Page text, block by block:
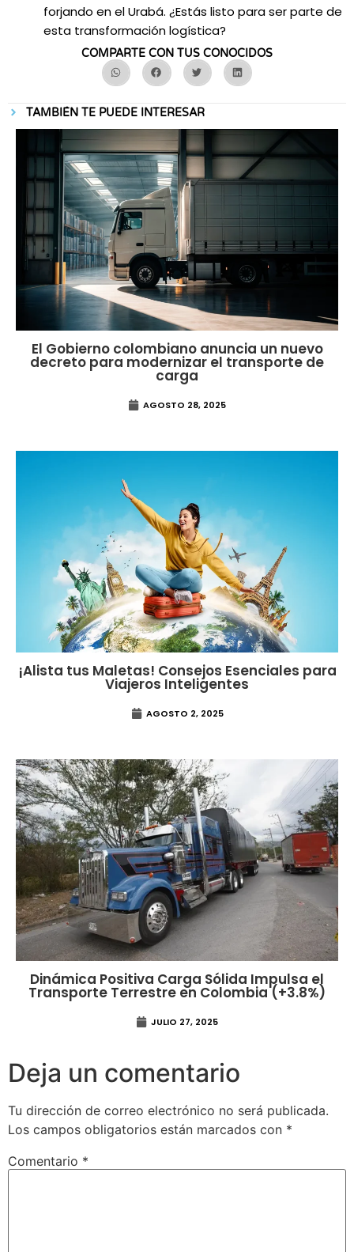
forjando en el Urabá. ¿Estás listo para ser parte de
esta transformación logística?
COMPARTE CON TUS CONOCIDOS
TAMBIÉN TE PUEDE INTERESAR
El Gobierno colombiano anuncia un nuevo
decreto para modernizar el transporte de
carga
AGOSTO 28, 2025
¡Alista tus Maletas! Consejos Esenciales para
Viajeros Inteligentes
AGOSTO 2, 2025
Dinámica Positiva Carga Sólida Impulsa el
Transporte Terrestre en Colombia (+3.8%)
JULIO 27, 2025
Deja un comentario
Tu dirección de correo electrónico no será publicada.
Los campos obligatorios están marcados con *
Comentario *